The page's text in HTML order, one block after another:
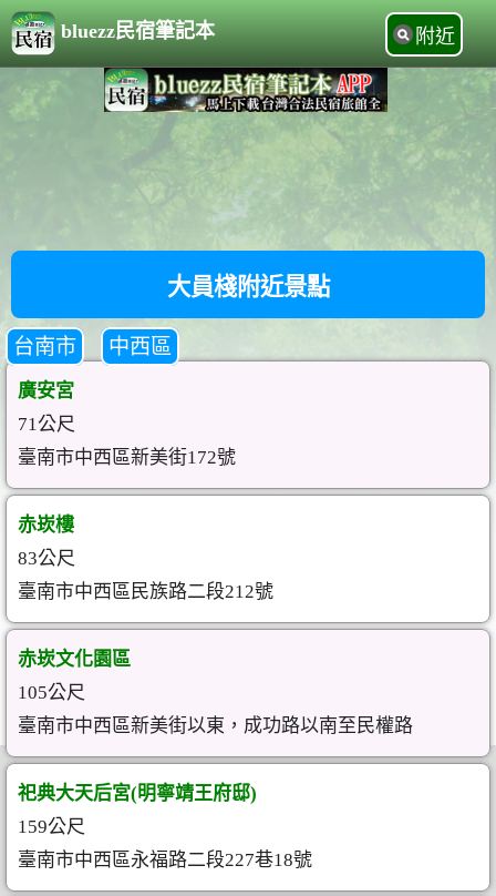
bluezz民宿筆記本 附近
大員棧附近景點
台南市 中西區
廣安宮
71公尺
臺南市中西區新美街172號
赤崁樓
83公尺
臺南市中西區民族路二段212號
赤崁文化園區
105公尺
臺南市中西區新美街以東，成功路以南至民權路
祀典大天后宮(明寧靖王府邸)
159公尺
臺南市中西區永福路二段227巷18號